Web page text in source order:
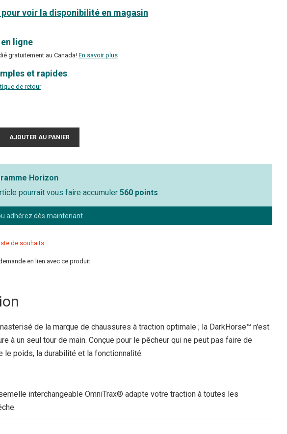
voir la disponibilité en magasin
ligne
gratuitement au Canada! En savoir plus
et rapides
de retour
Horizon
pourrait vous faire accumuler 560 points
adhérez dès maintenant
de souhaits
en lien avec ce produit
de la marque de chaussures à traction optimale ; la DarkHorse™ n'est
à un seul tour de main. Conçue pour le pêcheur qui ne peut pas faire de
le poids, la durabilité et la fonctionnalité.
interchangeable OmniTrax® adapte votre traction à toutes les